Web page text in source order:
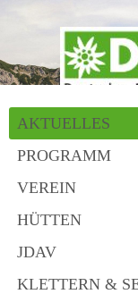
AKTUELLES
PROGRAMM
VEREIN
HÜTTEN
JDAV
KLETTERN &